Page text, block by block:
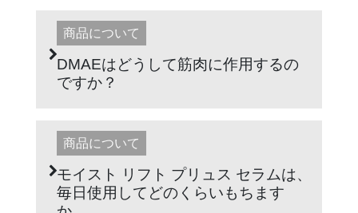
商品について
DMAEはどうして筋肉に作用するの
ですか？
商品について
モイスト リフト プリュス セラムは、
毎日使用してどのくらいもちます